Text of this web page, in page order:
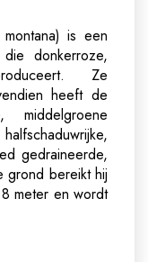
is een
donkerroze,
Ze
heeft de
middelgroene
gedraineerde,
grond bereikt hij
meter en wordt